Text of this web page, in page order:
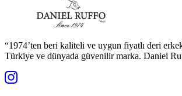
“1974’ten beri kaliteli ve uygun fiyatlı deri
Türkiye ve dünyada güvenilir marka. Daniel